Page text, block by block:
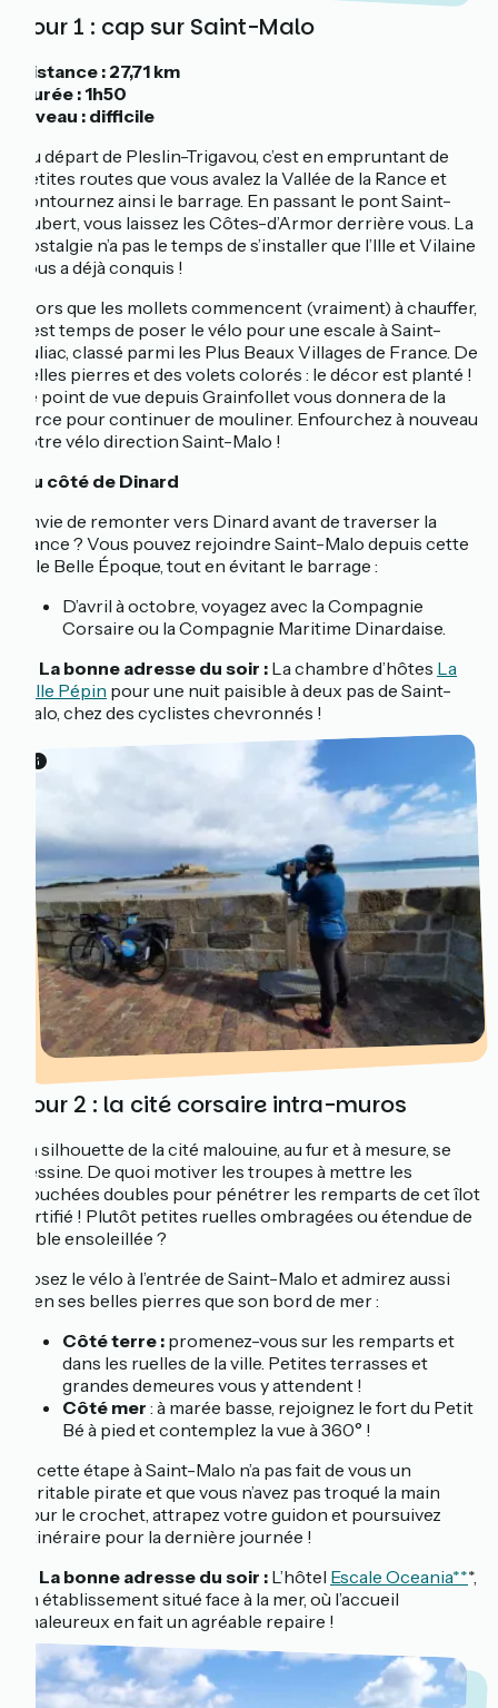
Jour 1 : cap sur Saint-Malo
Distance : 27,71 km
Durée : 1h50
Niveau : difficile
Au départ de Pleslin-Trigavou, c’est en empruntant de
petites routes que vous avalez la Vallée de la Rance et
contournez ainsi le barrage. En passant le pont Saint-
Hubert, vous laissez les Côtes-d’Armor derrière vous. La
nostalgie n’a pas le temps de s’installer que l’Ille et Vilaine
vous a déjà conquis !
Alors que les mollets commencent (vraiment) à chauffer,
il est temps de poser le vélo pour une escale à Saint-
Suliac, classé parmi les Plus Beaux Villages de France. De
belles pierres et des volets colorés : le décor est planté !
Le point de vue depuis Grainfollet vous donnera de la
force pour continuer de mouliner. Enfourchez à nouveau
votre vélo direction Saint-Malo !
Du côté de Dinard
Envie de remonter vers Dinard avant de traverser la
Rance ? Vous pouvez rejoindre Saint-Malo depuis cette
ville Belle Époque, tout en évitant le barrage :
D’avril à octobre, voyagez avec la Compagnie
Corsaire ou la Compagnie Maritime Dinardaise.
La bonne adresse du soir : La chambre d’hôtes La
Ville Pépin pour une nuit paisible à deux pas de Saint-
Malo, chez des cyclistes chevronnés !
Jour 2 : la cité corsaire intra-muros
La silhouette de la cité malouine, au fur et à mesure, se
dessine. De quoi motiver les troupes à mettre les
bouchées doubles pour pénétrer les remparts de cet îlot
fortifié ! Plutôt petites ruelles ombragées ou étendue de
sable ensoleillée ?
Posez le vélo à l’entrée de Saint-Malo et admirez aussi
bien ses belles pierres que son bord de mer :
Côté terre : promenez-vous sur les remparts et
dans les ruelles de la ville. Petites terrasses et
grandes demeures vous y attendent !
Côté mer : à marée basse, rejoignez le fort du Petit
Bé à pied et contemplez la vue à 360° !
Si cette étape à Saint-Malo n’a pas fait de vous un
véritable pirate et que vous n’avez pas troqué la main
pour le crochet, attrapez votre guidon et poursuivez
l’itinéraire pour la dernière journée !
La bonne adresse du soir : L’hôtel Escale Oceania***,
un établissement situé face à la mer, où l’accueil
chaleureux en fait un agréable repaire !